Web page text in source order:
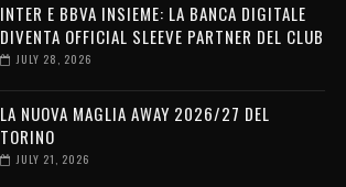
INTER E BBVA INSIEME: LA BANCA DIGITALE
DIVENTA OFFICIAL SLEEVE PARTNER DEL CLUB
JULY 28, 2026
LA NUOVA MAGLIA AWAY 2026/27 DEL
TORINO
JULY 21, 2026